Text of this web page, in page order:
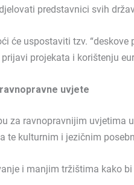
predstavnici svih
će uspostaviti tzv.
projekata i korištenju
uvjete
za ravnopravnijim
te kulturnim i jezičnim
i manjim tržištima kako